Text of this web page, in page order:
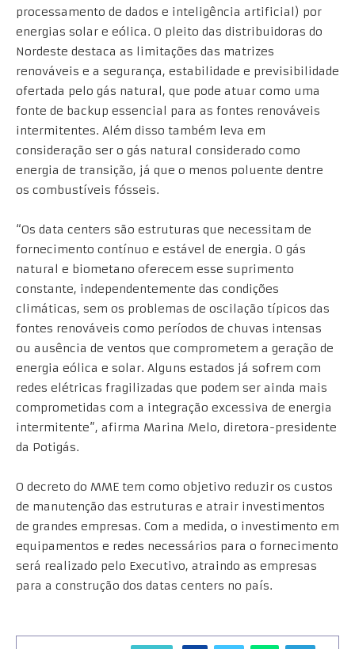
processamento de dados e inteligência artificial) por
energias solar e eólica. O pleito das distribuidoras do
Nordeste destaca as limitações das matrizes
renováveis e a segurança, estabilidade e previsibilidade
ofertada pelo gás natural, que pode atuar como uma
fonte de backup essencial para as fontes renováveis
intermitentes. Além disso também leva em
consideração ser o gás natural considerado como
energia de transição, já que o menos poluente dentre
os combustíveis fósseis.
“Os data centers são estruturas que necessitam de
fornecimento contínuo e estável de energia. O gás
natural e biometano oferecem esse suprimento
constante, independentemente das condições
climáticas, sem os problemas de oscilação típicos das
fontes renováveis como períodos de chuvas intensas
ou ausência de ventos que comprometem a geração de
energia eólica e solar. Alguns estados já sofrem com
redes elétricas fragilizadas que podem ser ainda mais
comprometidas com a integração excessiva de energia
intermitente”, afirma Marina Melo, diretora-presidente
da Potigás.
O decreto do MME tem como objetivo reduzir os custos
de manutenção das estruturas e atrair investimentos
de grandes empresas. Com a medida, o investimento em
equipamentos e redes necessários para o fornecimento
será realizado pelo Executivo, atraindo as empresas
para a construção dos datas centers no país.